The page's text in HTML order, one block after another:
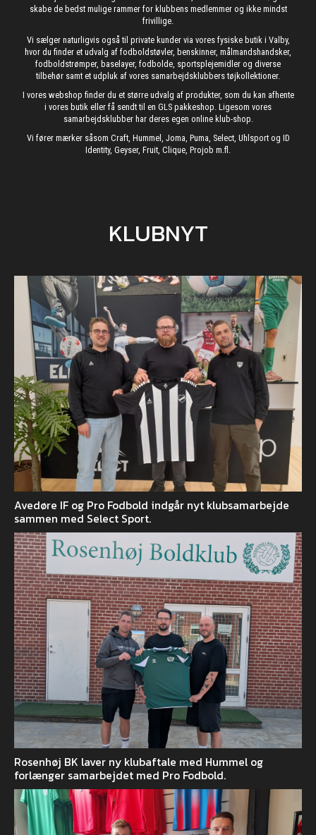
skabe de bedst mulige rammer for klubbens medlemmer og ikke mindst
frivillige.
Vi sælger naturligvis også til private kunder via vores fysiske butik i Valby,
hvor du finder et udvalg af fodboldstøvler, benskinner, målmandshandsker,
fodboldstrømper, baselayer, fodbolde, sportsplejemidler og diverse
tilbehør samt et udpluk af vores samarbejdsklubbers tøjkollektioner.
I vores webshop finder du et større udvalg af produkter, som du kan afhente
i vores butik eller få sendt til en GLS pakkeshop. Ligesom vores
samarbejdsklubber har deres egen online klub-shop.
Vi fører mærker såsom Craft, Hummel, Joma, Puma, Select, Uhlsport og ID
Identity, Geyser, Fruit, Clique, Projob m.fl.
KLUBNYT
Avedøre IF og Pro Fodbold indgår nyt klubsamarbejde
sammen med Select Sport.
Rosenhøj BK laver ny klubaftale med Hummel og
forlænger samarbejdet med Pro Fodbold.